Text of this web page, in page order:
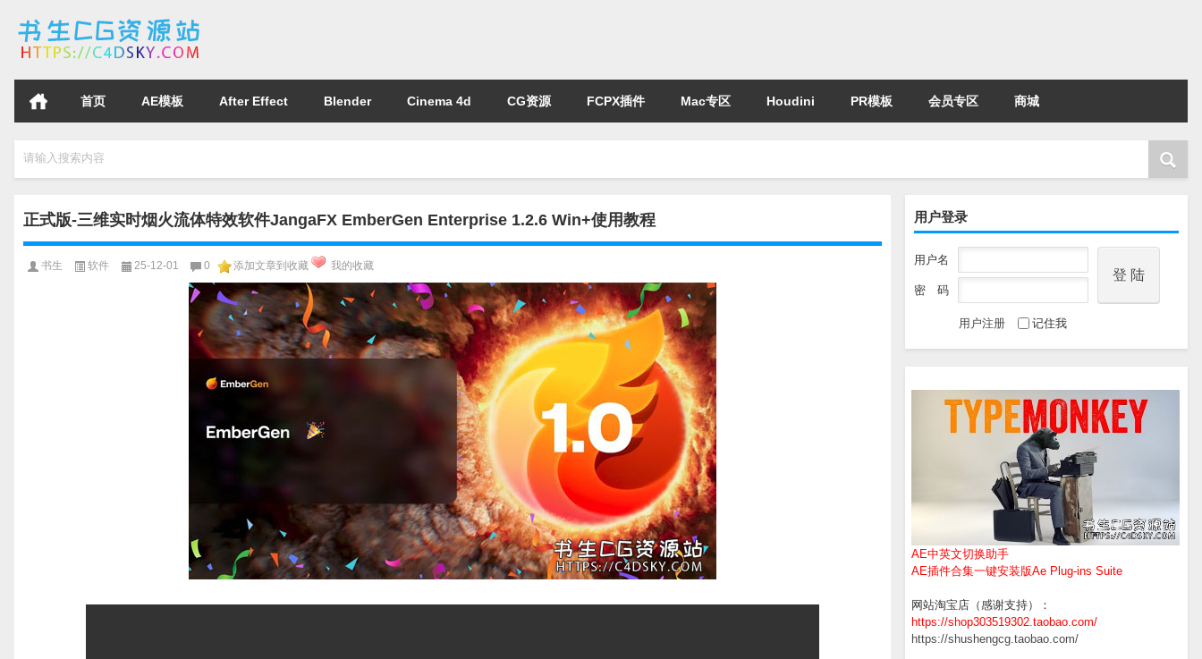
首页 AE模板 After Effect Blender Cinema 4d CG资源 FCPX插件 Mac专区 Houdini PR模板 会员专区 商城
请输入搜索内容
用户登录
用户名
密 码
用户注册 记住我
AE中英文切换助手
AE插件合集一键安装版Ae Plug-ins Suite
网站淘宝店（感谢支持）：
https://shop303519302.taobao.com/
https://shushengcg.taobao.com/
正式版-三维实时烟火流体特效软件JangaFX EmberGen Enterprise 1.2.6 Win+使用教程
书生 软件 25-12-01 0 添加文章到收藏 我的收藏